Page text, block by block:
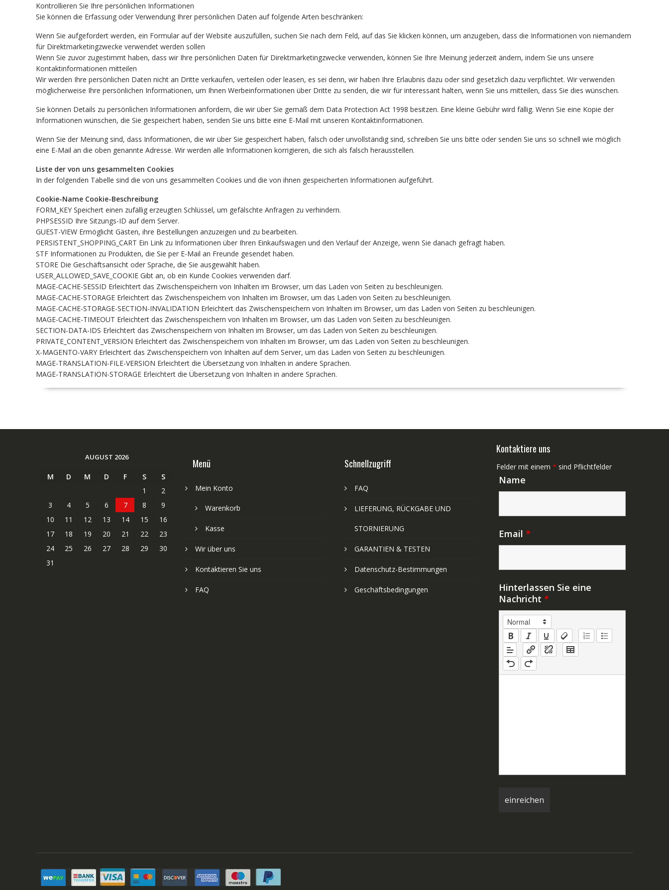
Kontrollieren Sie Ihre persönlichen Informationen
Sie können die Erfassung oder Verwendung Ihrer persönlichen Daten auf folgende Arten beschränken:
Wenn Sie aufgefordert werden, ein Formular auf der Website auszufüllen, suchen Sie nach dem Feld, auf das Sie klicken können, um anzugeben, dass die Informationen von niemandem
für Direktmarketingzwecke verwendet werden sollen
Wenn Sie zuvor zugestimmt haben, dass wir Ihre persönlichen Daten für Direktmarketingzwecke verwenden, können Sie Ihre Meinung jederzeit ändern, indem Sie uns unsere
Kontaktinformationen mitteilen
Wir werden Ihre persönlichen Daten nicht an Dritte verkaufen, verteilen oder leasen, es sei denn, wir haben Ihre Erlaubnis dazu oder sind gesetzlich dazu verpflichtet. Wir verwenden
möglicherweise Ihre persönlichen Informationen, um Ihnen Werbeinformationen über Dritte zu senden, die wir für interessant halten, wenn Sie uns mitteilen, dass Sie dies wünschen.
Sie können Details zu persönlichen Informationen anfordern, die wir über Sie gemäß dem Data Protection Act 1998 besitzen. Eine kleine Gebühr wird fällig. Wenn Sie eine Kopie der
Informationen wünschen, die Sie gespeichert haben, senden Sie uns bitte eine E-Mail mit unseren Kontaktinformationen.
Wenn Sie der Meinung sind, dass Informationen, die wir über Sie gespeichert haben, falsch oder unvollständig sind, schreiben Sie uns bitte oder senden Sie uns so schnell wie möglich
eine E-Mail an die oben genannte Adresse. Wir werden alle Informationen korrigieren, die sich als falsch herausstellen.
Liste der von uns gesammelten Cookies
In der folgenden Tabelle sind die von uns gesammelten Cookies und die von ihnen gespeicherten Informationen aufgeführt.
Cookie-Name Cookie-Beschreibung
FORM_KEY Speichert einen zufällig erzeugten Schlüssel, um gefälschte Anfragen zu verhindern.
PHPSESSID Ihre Sitzungs-ID auf dem Server.
GUEST-VIEW Ermöglicht Gästen, ihre Bestellungen anzuzeigen und zu bearbeiten.
PERSISTENT_SHOPPING_CART Ein Link zu Informationen über Ihren Einkaufswagen und den Verlauf der Anzeige, wenn Sie danach gefragt haben.
STF Informationen zu Produkten, die Sie per E-Mail an Freunde gesendet haben.
STORE Die Geschäftsansicht oder Sprache, die Sie ausgewählt haben.
USER_ALLOWED_SAVE_COOKIE Gibt an, ob ein Kunde Cookies verwenden darf.
MAGE-CACHE-SESSID Erleichtert das Zwischenspeichern von Inhalten im Browser, um das Laden von Seiten zu beschleunigen.
MAGE-CACHE-STORAGE Erleichtert das Zwischenspeichern von Inhalten im Browser, um das Laden von Seiten zu beschleunigen.
MAGE-CACHE-STORAGE-SECTION-INVALIDATION Erleichtert das Zwischenspeichern von Inhalten im Browser, um das Laden von Seiten zu beschleunigen.
MAGE-CACHE-TIMEOUT Erleichtert das Zwischenspeichern von Inhalten im Browser, um das Laden von Seiten zu beschleunigen.
SECTION-DATA-IDS Erleichtert das Zwischenspeichern von Inhalten im Browser, um das Laden von Seiten zu beschleunigen.
PRIVATE_CONTENT_VERSION Erleichtert das Zwischenspeichern von Inhalten im Browser, um das Laden von Seiten zu beschleunigen.
X-MAGENTO-VARY Erleichtert das Zwischenspeichern von Inhalten auf dem Server, um das Laden von Seiten zu beschleunigen.
MAGE-TRANSLATION-FILE-VERSION Erleichtert die Übersetzung von Inhalten in andere Sprachen.
MAGE-TRANSLATION-STORAGE Erleichtert die Übersetzung von Inhalten in andere Sprachen.
AUGUST 2026
M D M D F S
S
1
2
3
4 5 6 7 8
9
10
11 12 13 14 15
16
17
18 19 20 21 22
23
24
25 26 27 28 29
30
31
Menü
Mein Konto
Warenkorb
Kasse
Wir über uns
Kontaktieren Sie uns
FAQ
Schnellzugriff
FAQ
LIEFERUNG, RÜCKGABE UND
STORNIERUNG
GARANTIEN & TESTEN
Datenschutz-Bestimmungen
Geschäftsbedingungen
Kontaktiere uns
Felder mit einem * sind Pflichtfelder
Name
Email *
Hinterlassen Sie eine
Nachricht *